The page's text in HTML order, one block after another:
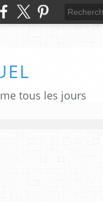
tous les jours